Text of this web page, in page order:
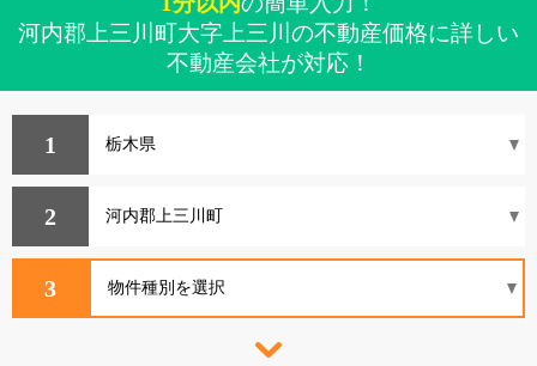
河内郡上三川町大字上三川の不動産価格に詳しい
不動産会社が対応！
1
2
3